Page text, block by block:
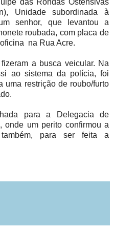
Unidade subordinada à
senhor, que levantou a
roubada, com placa de
na Rua Acre.
a busca veicular. Na
ao sistema da polícia, foi
uma restrição de roubo/furto
para a Delegacia de
onde um perito confirmou a
para ser feita a